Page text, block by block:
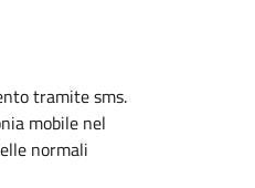
tramite sms.
mobile nel
normali